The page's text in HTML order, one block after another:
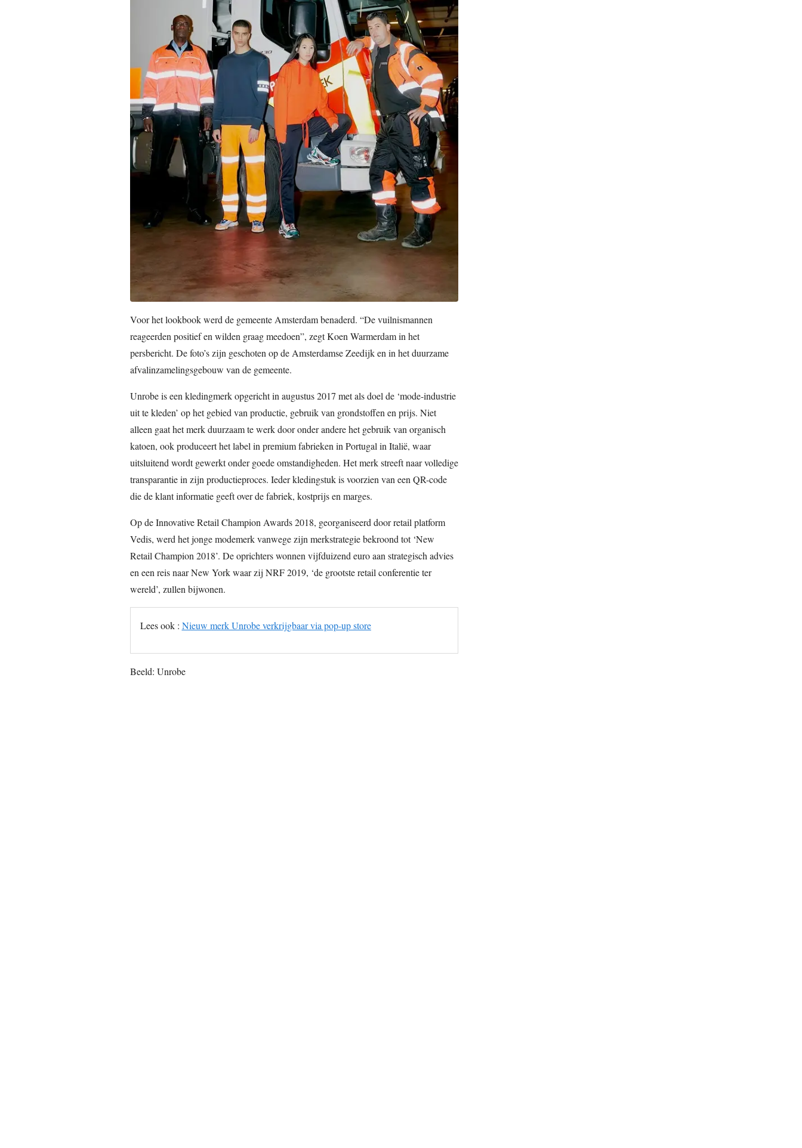
Voor het lookbook werd de gemeente Amsterdam benaderd. “De vuilnismannen
reageerden positief en wilden graag meedoen”, zegt Koen Warmerdam in het
persbericht. De foto’s zijn geschoten op de Amsterdamse Zeedijk en in het duurzame
afvalinzamelingsgebouw van de gemeente.
Unrobe is een kledingmerk opgericht in augustus 2017 met als doel de ‘mode-industrie
uit te kleden’ op het gebied van productie, gebruik van grondstoffen en prijs. Niet
alleen gaat het merk duurzaam te werk door onder andere het gebruik van organisch
katoen, ook produceert het label in premium fabrieken in Portugal in Italië, waar
uitsluitend wordt gewerkt onder goede omstandigheden. Het merk streeft naar volledige
transparantie in zijn productieproces. Ieder kledingstuk is voorzien van een QR-code
die de klant informatie geeft over de fabriek, kostprijs en marges.
Op de Innovative Retail Champion Awards 2018, georganiseerd door retail platform
Vedis, werd het jonge modemerk vanwege zijn merkstrategie bekroond tot ‘New
Retail Champion 2018’. De oprichters wonnen vijfduizend euro aan strategisch advies
en een reis naar New York waar zij NRF 2019, ‘de grootste retail conferentie ter
wereld’, zullen bijwonen.
Lees ook : Nieuw merk Unrobe verkrijgbaar via pop-up store
Beeld: Unrobe